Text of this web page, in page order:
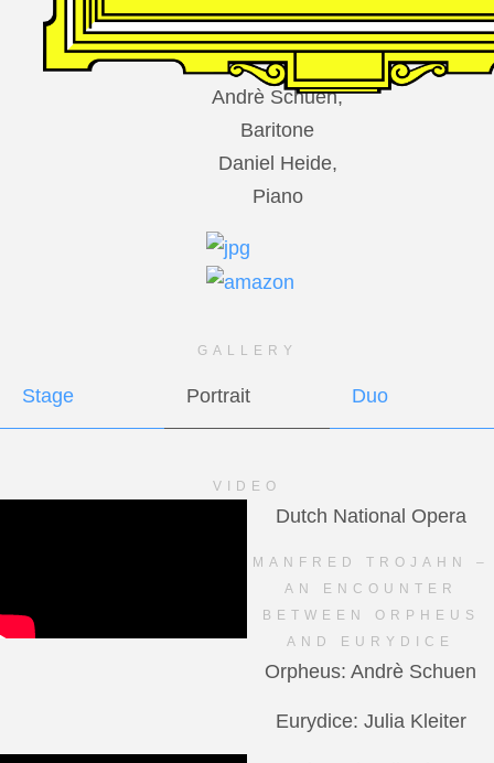
Andrè Schuen,
Baritone
Daniel Heide,
Piano
GALLERY
Stage Portrait Duo
VIDEO
Dutch National Opera
MANFRED TROJAHN –
AN ENCOUNTER
BETWEEN ORPHEUS
AND EURYDICE
Orpheus: Andrè Schuen
Eurydice: Julia Kleiter